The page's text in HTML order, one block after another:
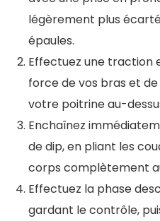
légèrement plus
épaules.
Effectuez une traction
force de vos bras et
votre poitrine au-
Enchaînez
de dip, en pliant les
corps complètement
Effectuez la phase
gardant le contrôle,